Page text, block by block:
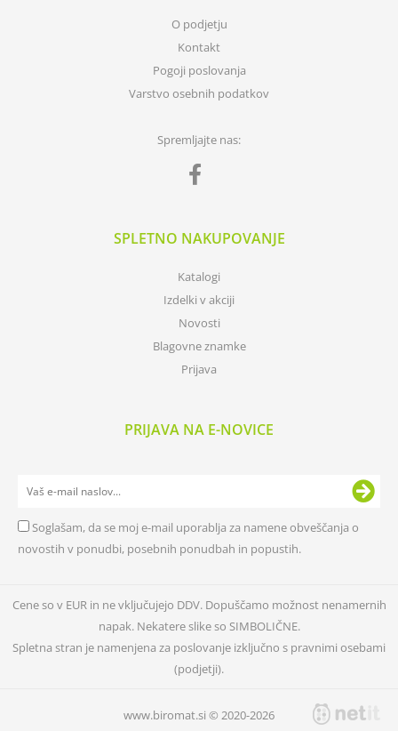
O podjetju
Kontakt
Pogoji poslovanja
Varstvo osebnih podatkov
Spremljajte nas:
SPLETNO NAKUPOVANJE
Katalogi
Izdelki v akciji
Novosti
Blagovne znamke
Prijava
PRIJAVA NA E-NOVICE
Soglašam, da se moj e-mail uporablja za namene obveščanja o
novostih v ponudbi, posebnih ponudbah in popustih.
Cene so v EUR in ne vključujejo DDV. Dopuščamo možnost nenamernih
napak. Nekatere slike so SIMBOLIČNE.
Spletna stran je namenjena za poslovanje izključno s pravnimi osebami
(podjetji).
www.biromat.si © 2020-2026